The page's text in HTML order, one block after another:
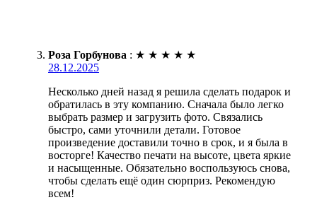
Роза Горбунова : ★ ★ ★ ★ ★
28.12.2025
Несколько дней назад я решила сделать подарок и
обратилась в эту компанию. Сначала было легко
выбрать размер и загрузить фото. Связались
быстро, сами уточнили детали. Готовое
произведение доставили точно в срок, и я была в
восторге! Качество печати на высоте, цвета яркие
и насыщенные. Обязательно воспользуюсь снова,
чтобы сделать ещё один сюрприз. Рекомендую
всем!